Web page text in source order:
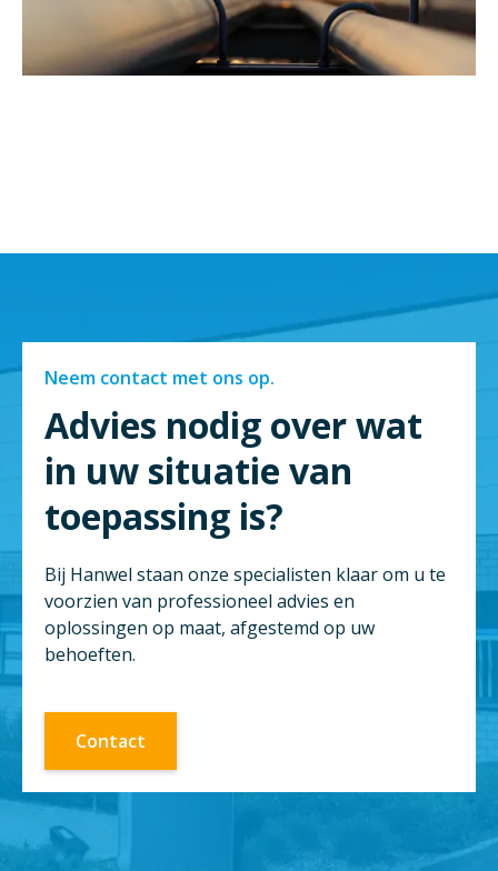
Neem contact met ons op.
Advies nodig over wat
in uw situatie van
toepassing is?
Bij Hanwel staan onze specialisten klaar om u te
voorzien van professioneel advies en
oplossingen op maat, afgestemd op uw
behoeften.
Contact